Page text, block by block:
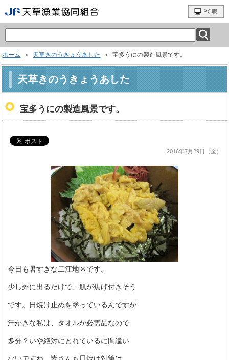
ホーム ＞ 天草きのうきょうあした ＞ 宝多うにの製造風景です。
天草きのうきょうあした
宝多うにの製造風景です。
2016年7月29日（金）
今日も暑すぎな二江地区です。
少し外に出るだけで、肌が焦げ付きそう
です。日焼け止めを塗っているんですが
汗かきな私は、タオルが必需品なので
多分？いや絶対にとれているに間違い